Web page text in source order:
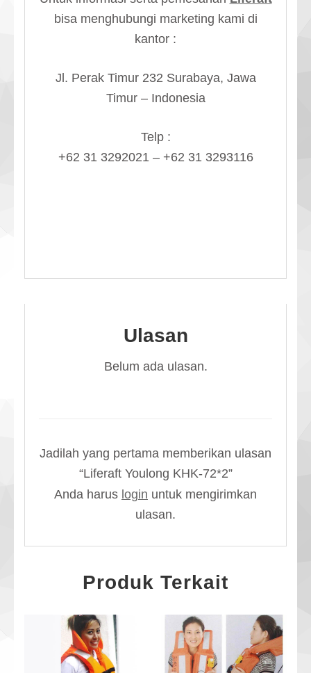
bisa menghubungi marketing kami di
kantor :
Jl. Perak Timur 232 Surabaya, Jawa
Timur – Indonesia
Telp :
+62 31 3292021 – +62 31 3293116
Ulasan
Belum ada ulasan.
Jadilah yang pertama memberikan ulasan
“Liferaft Youlong KHK-72*2”
Anda harus login untuk mengirimkan
ulasan.
Produk Terkait